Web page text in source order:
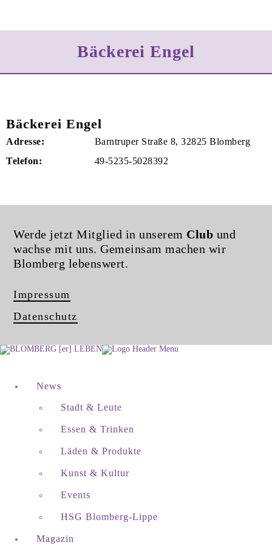
Bäckerei Engel
Bäckerei Engel
Adresse:
Barntruper Straße 8, 32825 Blomberg
Telefon:
49-5235-5028392
Werde jetzt Mitglied in unserem Club und
wachse mit uns. Gemeinsam machen wir
Blomberg lebenswert.
Impressum
Datenschutz
News
Stadt & Leute
Essen & Trinken
Läden & Produkte
Kunst & Kultur
Events
HSG Blomberg-Lippe
Magazin